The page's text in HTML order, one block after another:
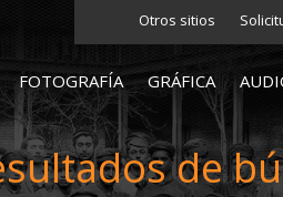
Otros sitios
FOTOGRAFÍA GRÁFICA
de